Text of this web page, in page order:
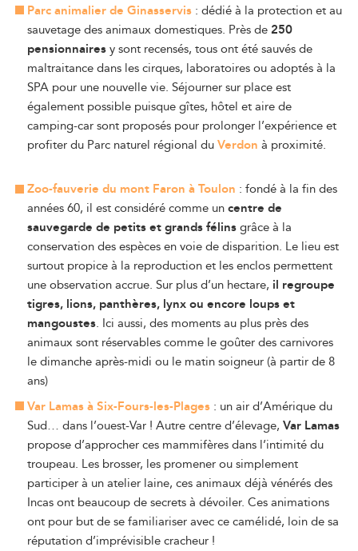
Parc animalier de Ginasservis: dédié à la protection et au
sauvetage des animaux domestiques. Près de 250
pensionnairesy sont recensés, tous ont été sauvés de
maltraitance dans les cirques, laboratoires ou adoptés à la
SPA pour une nouvelle vie. Séjourner sur place est
également possible puisque gîtes, hôtel et aire de
camping-car sont proposés pour prolonger l’expérience et
profiter du Parc naturel régional duVerdon à proximité.
Zoo-fauverie du mont Faron à Toulon : fondé à la fin des
années 60, il est considéré comme uncentre de
sauvegarde de petits et grands félinsgrâce à la
conservation des espèces en voie de disparition. Le lieu est
surtout propice à la reproduction et les enclos permettent
une observation accrue. Sur plus d’un hectare, il regroupe
tigres, lions, panthères, lynx ou encore loups et
mangoustes. Ici aussi, des moments au plus près des
animaux sont réservables comme le goûter des carnivores
le dimanche après-midi ou le matin soigneur (à partir de 8
ans)
Var Lamas à Six-Fours-les-Plages: un air d’Amérique du
Sud… dans l’ouest-Var ! Autre centre d’élevage, Var Lamas
propose d’approcher ces mammifères dans l’intimité du
troupeau. Les brosser, les promener ou simplement
participer à un atelier laine, ces animaux déjà vénérés des
Incas ont beaucoup de secrets à dévoiler. Ces animations
ont pour but de se familiariser avec ce camélidé, loin de sa
réputation d’imprévisible cracheur !